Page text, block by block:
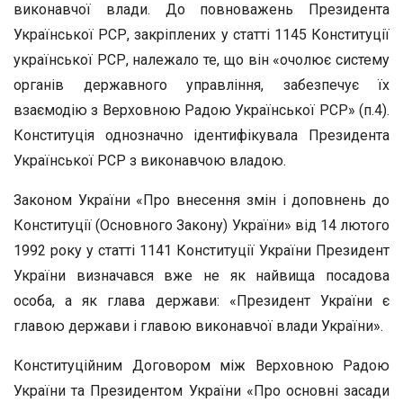
виконавчої влади. До повноважень Президента
Української РСР, закріплених у статті 1145 Конституції
української РСР, належало те, що він «очолює систему
органів державного управління, забезпечує їх
взаємодію з Верховною Радою Української РСР» (п.4).
Конституція однозначно ідентифікувала Президента
Української РСР з виконавчою владою.
Законом України «Про внесення змін і доповнень до
Конституції (Основного Закону) України» від 14 лютого
1992 року у статті 1141 Конституції України Президент
України визначався вже не як найвища посадова
особа, а як глава держави: «Президент України є
главою держави і главою виконавчої влади України».
Конституційним Договором між Верховною Радою
України та Президентом України «Про основні засади